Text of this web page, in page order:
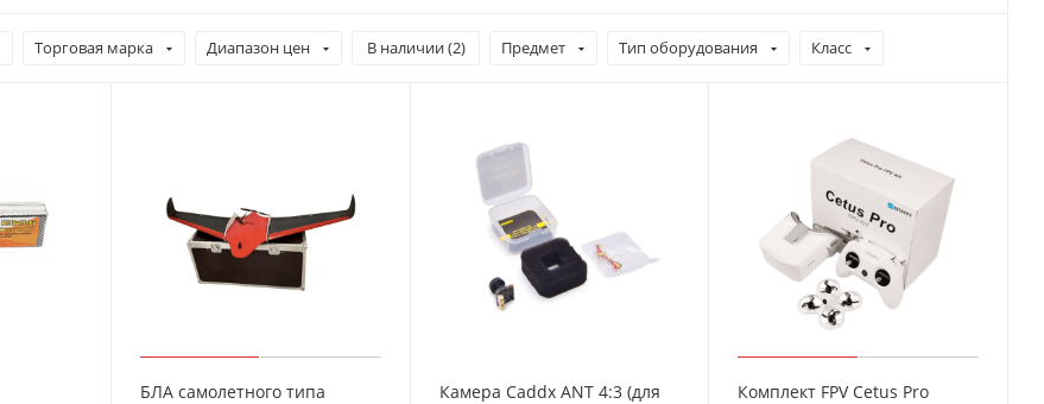
Торговая марка Диапазон цен В наличии (2) Предмет Тип оборудования Класс
БЛА самолетного типа
Камера Caddx ANT 4:3 (для
Комплект FPV Cetus Pro